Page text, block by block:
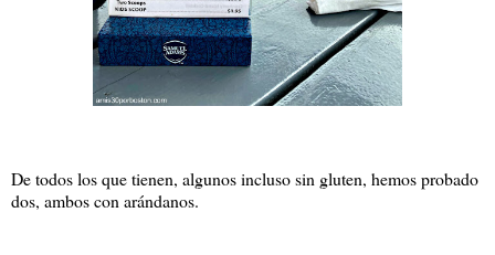
De todos los que tienen, algunos incluso sin gluten, hemos probado
dos, ambos con arándanos.